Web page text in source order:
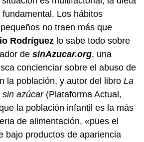
Los hábitos
no traen más que
Rodríguez lo sabe todo sobre
de sinAzucar.org, una
concienciar sobre el abuso de
la población, y autor del libro La
sin azúcar(Plataforma Actual,
la población infantil es la más
de alimentación, «pues el
bajo productos de apariencia